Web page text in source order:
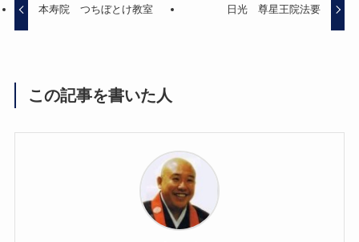
本寿院 つちぼとけ教室 日光 尊星王院法要
この記事を書いた人